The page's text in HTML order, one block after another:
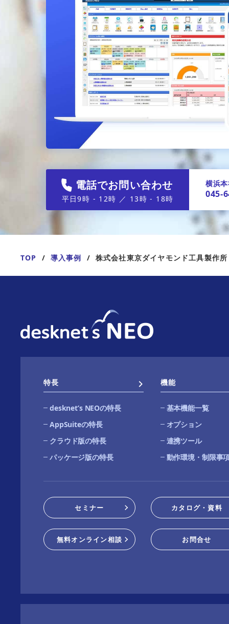
電話でお問い合わせ
平日9時 - 12時 ／ 13時 - 18時
横浜
045-
TOP 導入事例 株式会社東京ダイヤモンド工具製作所
特長
desknetʼs NEOの特長
AppSuiteの特長
クラウド版の特長
パッケージ版の特長
機能
基本機能一覧
オプション
連携ツール
動作環境・制限事
セミナー カタログ・資料
無料オンライン相談 お問合せ